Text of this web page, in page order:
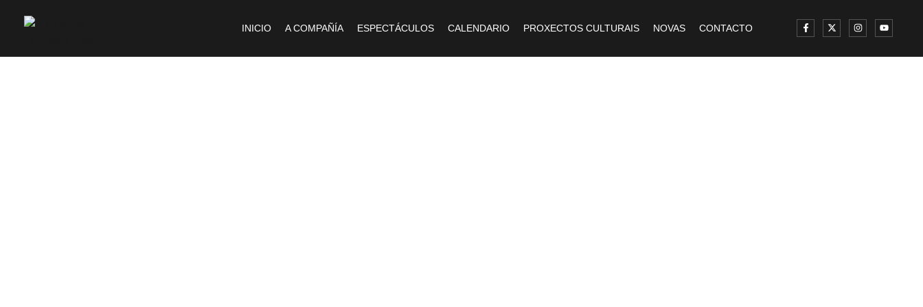
INICIO A COMPAÑÍA ESPECTÁCULOS CALENDARIO PROXECTOS CULTURAIS NOVAS CONTACTO